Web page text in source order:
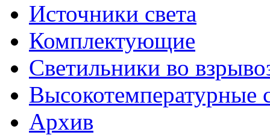
Источники света
Комплектующие
Светильники во
Высокотемпературные
Архив